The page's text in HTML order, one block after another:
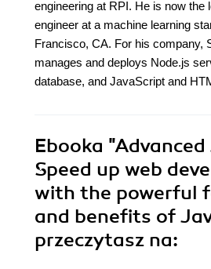
engineering at RPI. He is now the
engineer at a machine learning
Francisco, CA. For his company,
manages and deploys Node.js
database, and JavaScript and
Ebooka
Speed up web
with the powerful
and benefits of
przeczytasz na: